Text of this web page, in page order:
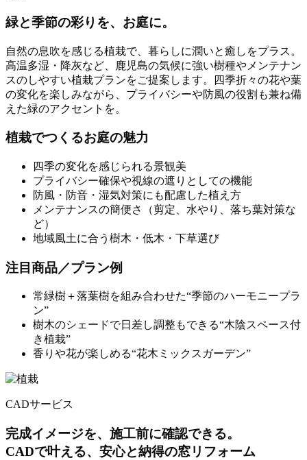
緑と季節の彩りを、お庭に。
自然の息吹を感じる植栽で、暮らしに潤いと癒しをプラス。
高温多湿・降灰など、鹿児島の気候に強い樹種やメンテナン
スのしやすい植栽プランをご提案します。四季折々の花や葉
の変化を楽しみながら、プライバシーや防風の役割も兼ね備
えた緑のアクセントを。
植栽でつくるお庭の魅力
四季の変化を感じられる景観美
プライバシー確保や視線の遮りとしての機能
防風・防音・湿気対策にも配慮した植え方
メンテナンスの簡便さ（剪定、水やり、落ち葉対策な
ど）
地域風土に合う樹木・低木・下草選び
注目商品／プラン例
常緑樹＋落葉樹を組み合わせた“季節のハーモニープラ
ン”
樹木のシェードで日差し調整もできる“木陰スペース付
き植栽”
香りや花が楽しめる“花木ミックスガーデン”
CADサービス
完成イメージを、施工前に確認できる。
CADで叶える、安心と納得の窓リフォーム